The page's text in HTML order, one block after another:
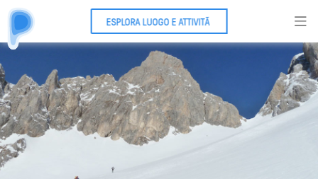
ESPLORA LUOGO E ATTIVITÃ